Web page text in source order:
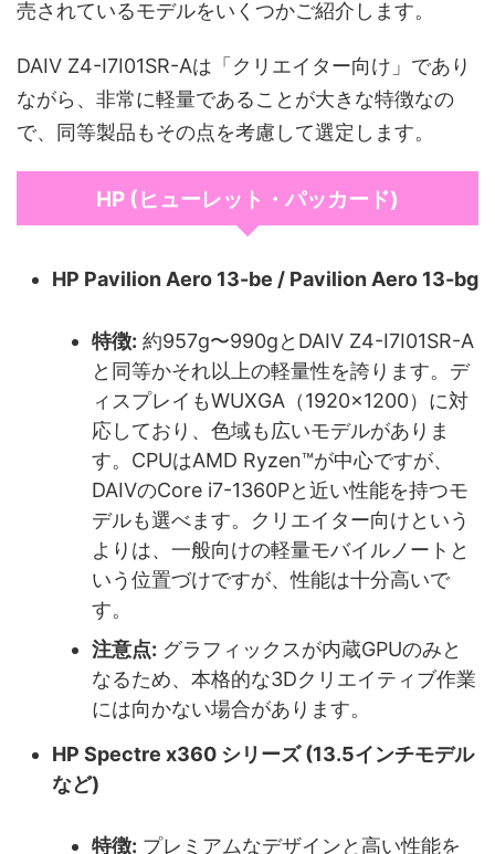
売されているモデルをいくつかご紹介します。
DAIV Z4-I7I01SR-Aは「クリエイター向け」であり
ながら、非常に軽量であることが大きな特徴なの
で、同等製品もその点を考慮して選定します。
HP (ヒューレット・パッカード)
HP Pavilion Aero 13-be / Pavilion Aero 13-bg
特徴: 約957g〜990gとDAIV Z4-I7I01SR-A
と同等かそれ以上の軽量性を誇ります。デ
ィスプレイもWUXGA（1920x1200）に対
応しており、色域も広いモデルがありま
す。CPUはAMD Ryzen™が中心ですが、
DAIVのCore i7-1360Pと近い性能を持つモ
デルも選べます。クリエイター向けという
よりは、一般向けの軽量モバイルノートと
いう位置づけですが、性能は十分高いで
す。
注意点: グラフィックスが内蔵GPUのみと
なるため、本格的な3Dクリエイティブ作業
には向かない場合があります。
HP Spectre x360 シリーズ (13.5インチモデル
など)
特徴: プレミアムなデザインと高い性能を